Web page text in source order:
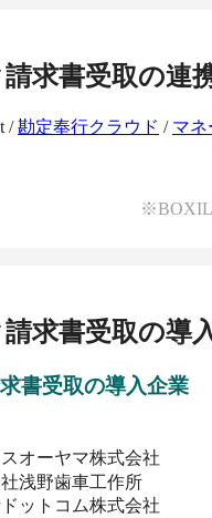
求書受取の連
/勘定奉行クラウド / マネ
※BOXIL
求書受取の導
書受取の導入企業
オーヤマ株式会社
浅野歯車工作所
ットコム株式会社